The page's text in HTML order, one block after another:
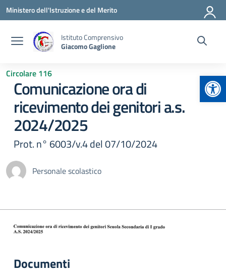
Vai ai contenuti
Vai al menu di navigazione
Vai al footer
Ministero dell'Istruzione e del Merito
Istituto Comprensivo
Giacomo Gaglione
Circolare 116
Comunicazione ora di
ricevimento dei genitori a.s.
2024/2025
Prot. n° 6003/v.4 del 07/10/2024
Personale scolastico
Documenti